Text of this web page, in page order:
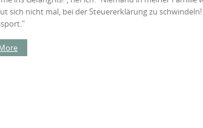
sich nicht mal, bei der Steuererklärung zu